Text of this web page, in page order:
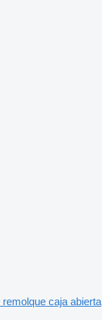
caja abierta